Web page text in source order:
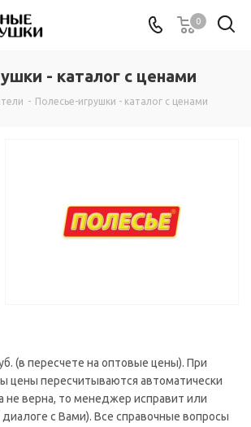
0
- каталог с ценами
- Полесье-игрушки - каталог с ценами
(в пересчете на оптовые цены). При
цены пересчитываются автоматически
не верна, то менеджер исправит или
с Вами). Все справочные вопросы